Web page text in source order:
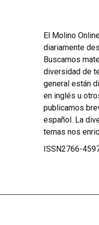
El Molino
diariamente
Buscamos
diversidad de
general están
en inglés u
publicamos
español. La
temas nos
ISSN2766-